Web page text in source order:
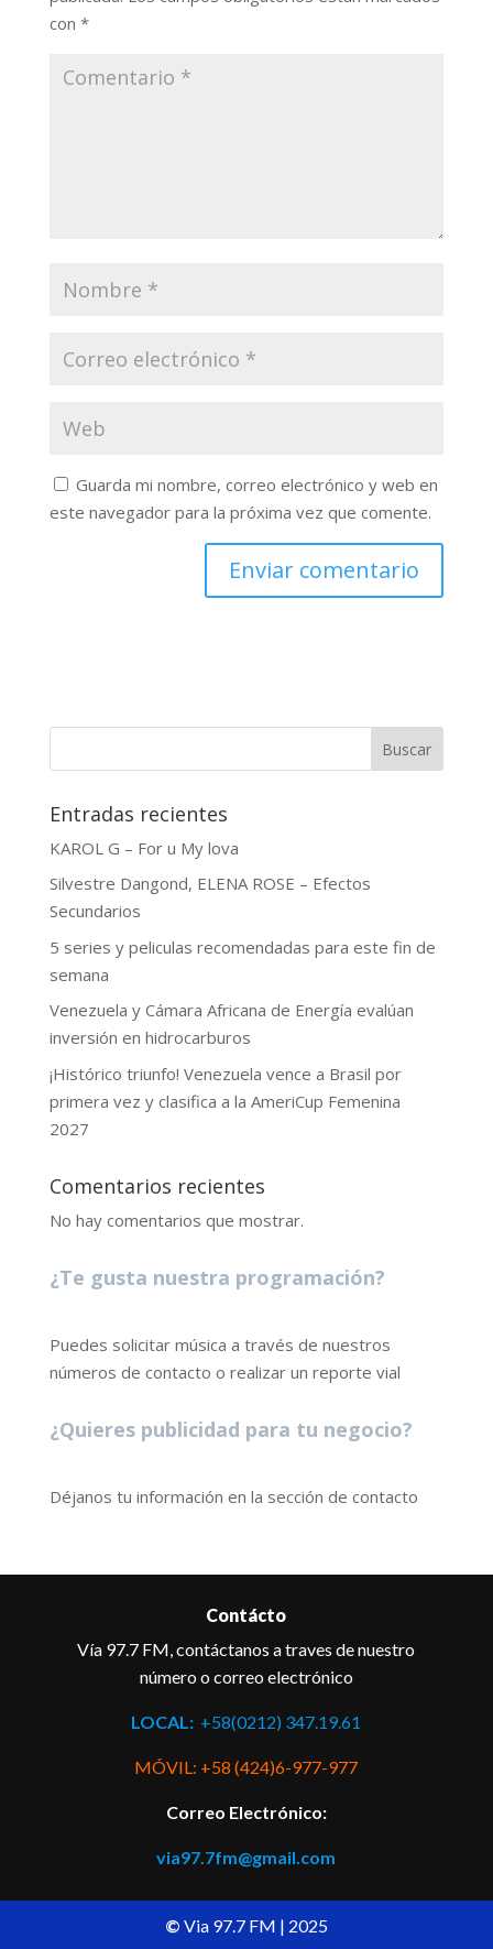
con *
Guarda mi nombre, correo electrónico y web en
este navegador para la próxima vez que comente.
Buscar
Entradas recientes
KAROL G – For u My lova
Silvestre Dangond, ELENA ROSE – Efectos
Secundarios
5 series y peliculas recomendadas para este fin de
semana
Venezuela y Cámara Africana de Energía evalúan
inversión en hidrocarburos
¡Histórico triunfo! Venezuela vence a Brasil por
primera vez y clasifica a la AmeriCup Femenina
2027
Comentarios recientes
No hay comentarios que mostrar.
¿Te gusta nuestra programación?
Puedes solicitar música a través de nuestros
números de contacto o realizar un reporte vial
¿Quieres publicidad para tu negocio?
Déjanos tu información en la sección de contacto
Contácto
Vía 97.7 FM, contáctanos a traves de nuestro
número o correo electrónico
LOCAL: +58(0212) 347.19.61
MÓVIL: +58 (424)6-977-977
Correo Electrónico:
via97.7fm@gmail.com
© Via 97.7 FM | 2025